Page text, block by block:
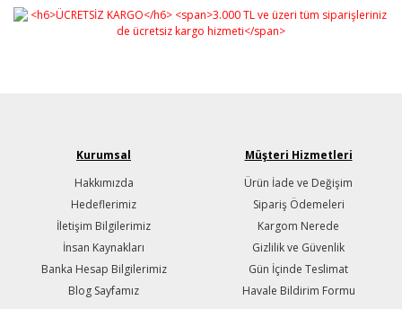
Kurumsal
Hakkımızda
Hedeflerimiz
İletişim Bilgilerimiz
İnsan Kaynakları
Banka Hesap Bilgilerimiz
Blog Sayfamız
Müşteri Hizmetleri
Ürün İade ve Değişim
Sipariş Ödemeleri
Kargom Nerede
Gizlilik ve Güvenlik
Gün İçinde Teslimat
Havale Bildirim Formu